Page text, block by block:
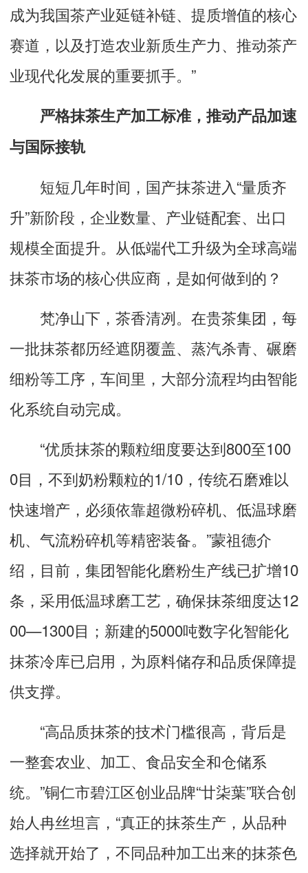
成为我国茶产业延链补链、提质增值的核心
赛道，以及打造农业新质生产力、推动茶产
业现代化发展的重要抓手。”
严格抹茶生产加工标准，推动产品加速
与国际接轨
短短几年时间，国产抹茶进入“量质齐
升”新阶段，企业数量、产业链配套、出口
规模全面提升。从低端代工升级为全球高端
抹茶市场的核心供应商，是如何做到的？
梵净山下，茶香清冽。在贵茶集团，每
一批抹茶都历经遮阴覆盖、蒸汽杀青、碾磨
细粉等工序，车间里，大部分流程均由智能
化系统自动完成。
“优质抹茶的颗粒细度要达到800至100
0目，不到奶粉颗粒的1/10，传统石磨难以
快速增产，必须依靠超微粉碎机、低温球磨
机、气流粉碎机等精密装备。”蒙祖德介
绍，目前，集团智能化磨粉生产线已扩增10
条，采用低温球磨工艺，确保抹茶细度达12
00—1300目；新建的5000吨数字化智能化
抹茶冷库已启用，为原料储存和品质保障提
供支撑。
“高品质抹茶的技术门槛很高，背后是
一整套农业、加工、食品安全和仓储系
统。”铜仁市碧江区创业品牌“廿柒葉”联合创
始人冉丝坦言，“真正的抹茶生产，从品种
选择就开始了，不同品种加工出来的抹茶色